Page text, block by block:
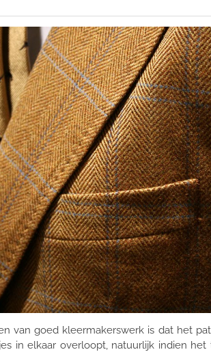
van goed kleermakerswerk is dat het
in elkaar overloopt, natuurlijk indien het